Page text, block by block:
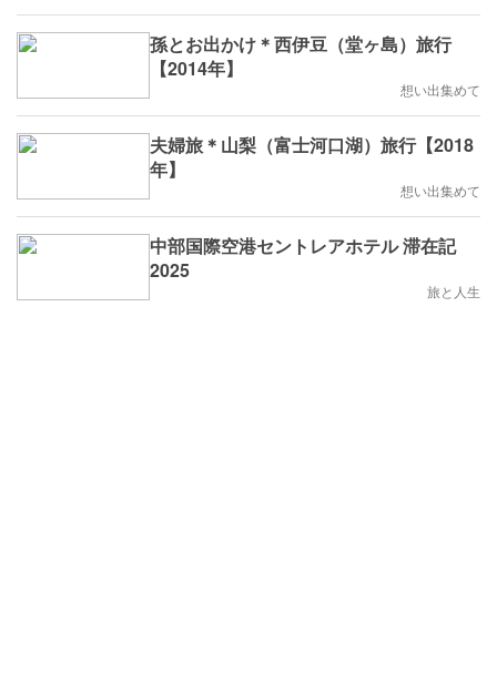
孫とお出かけ＊西伊豆（堂ヶ島）旅行
【2014年】
想い出集めて
夫婦旅＊山梨（富士河口湖）旅行【2018
年】
想い出集めて
中部国際空港セントレアホテル 滞在記
2025
旅と人生